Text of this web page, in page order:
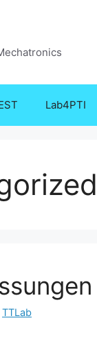
Lab4PTI
TTLab